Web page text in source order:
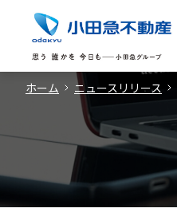
ホーム ニュースリリース